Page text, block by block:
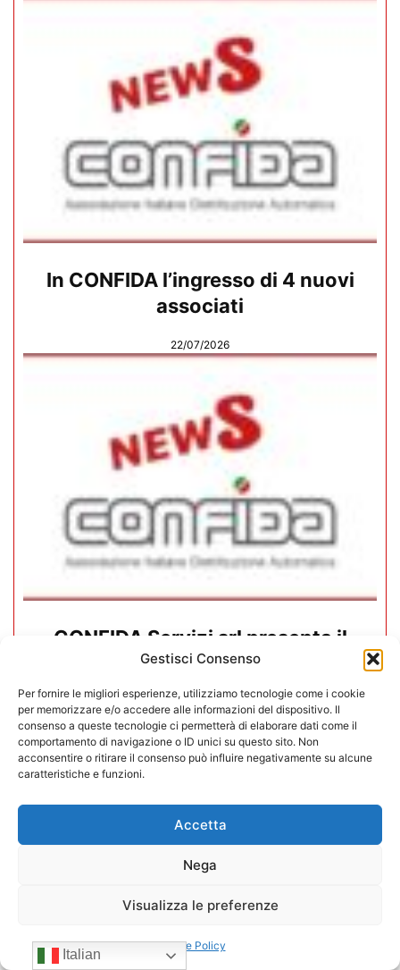
Gestisci Consenso
Per fornire le migliori esperienze, utilizziamo tecnologie come i cookie
per memorizzare e/o accedere alle informazioni del dispositivo. Il
consenso a queste tecnologie ci permetterà di elaborare dati come il
comportamento di navigazione o ID unici su questo sito. Non
acconsentire o ritirare il consenso può influire negativamente su alcune
caratteristiche e funzioni.
Accetta
Nega
Visualizza le preferenze
Cookie Policy
In CONFIDA l’ingresso di 4 nuovi
associati
22/07/2026
CONFIDA Servizi srl presenta il
nuovo Consiglio di Amministrazione
17/07/2026
Italian